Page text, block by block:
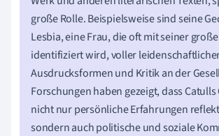
große Rolle. Beispielsweise sind seine
Lesbia, eine Frau, die oft mit seiner
identifiziert wird, voller
Ausdrucksformen und Kritik an der
Forschungen haben gezeigt, dass
nicht nur persönliche Erfahrungen
sondern auch politische und soziale